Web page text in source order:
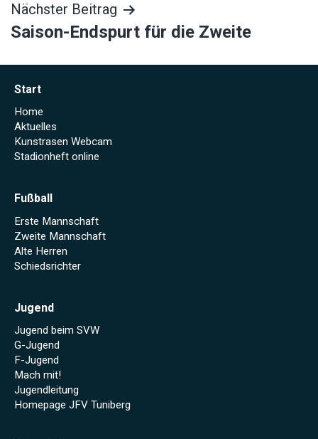
Nächster Beitrag
Saison-Endspurt für die Zweite
Start
Home
Aktuelles
Kunstrasen Webcam
Stadionheft online
Fußball
Erste Mannschaft
Zweite Mannschaft
Alte Herren
Schiedsrichter
Jugend
Jugend beim SVW
G-Jugend
F-Jugend
Mach mit!
Jugendleitung
Homepage JFV Tuniberg